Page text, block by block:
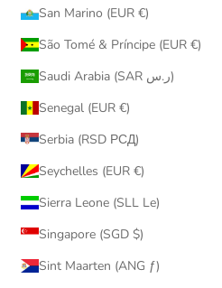
San Marino (EUR €)
São Tomé & Príncipe (EUR €)
Saudi Arabia (SAR ر.س)
Senegal (EUR €)
Serbia (RSD РСД)
Seychelles (EUR €)
Sierra Leone (SLL Le)
Singapore (SGD $)
Sint Maarten (ANG ƒ)